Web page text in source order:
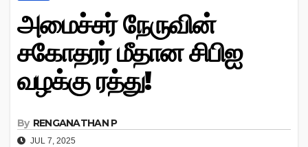
அமைச்சர் நேருவின்
சகோதரர் மீதான சிபிஐ
வழக்கு ரத்து!
By RENGANATHAN P
JUL 7, 2025